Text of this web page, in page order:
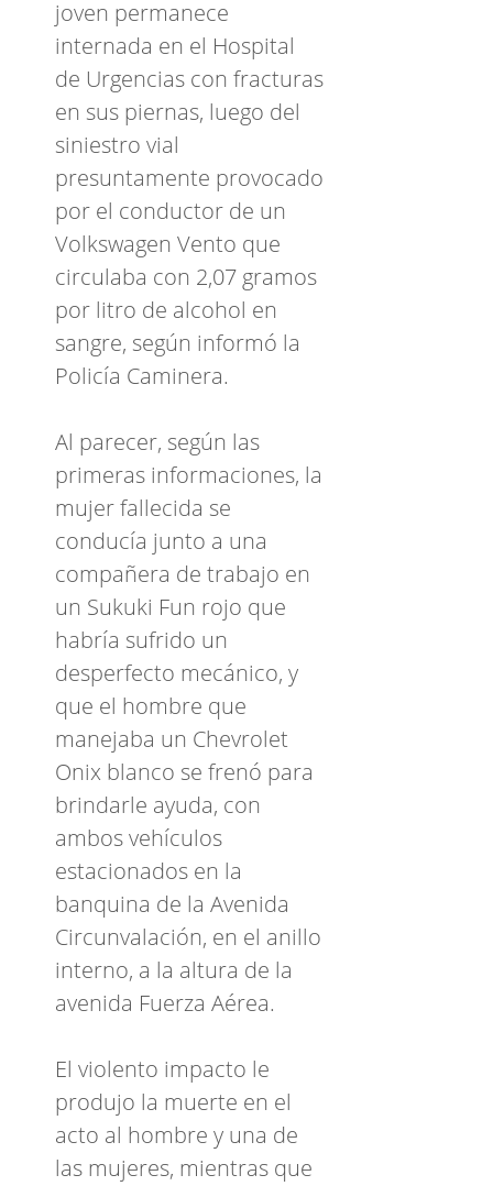
joven permanece
internada en el Hospital
de Urgencias con fracturas
en sus piernas, luego del
siniestro vial
presuntamente provocado
por el conductor de un
Volkswagen Vento que
circulaba con 2,07 gramos
por litro de alcohol en
sangre, según informó la
Policía Caminera.
Al parecer, según las
primeras informaciones, la
mujer fallecida se
conducía junto a una
compañera de trabajo en
un Sukuki Fun rojo que
habría sufrido un
desperfecto mecánico, y
que el hombre que
manejaba un Chevrolet
Onix blanco se frenó para
brindarle ayuda, con
ambos vehículos
estacionados en la
banquina de la Avenida
Circunvalación, en el anillo
interno, a la altura de la
avenida Fuerza Aérea.
El violento impacto le
produjo la muerte en el
acto al hombre y una de
las mujeres, mientras que